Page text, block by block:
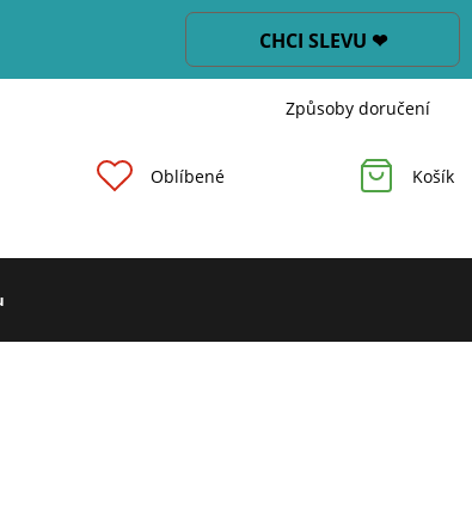
CHCI SLEVU ❤
Způsoby doručení
Oblíbené Košík